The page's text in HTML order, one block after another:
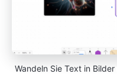
Wandeln Sie Text in